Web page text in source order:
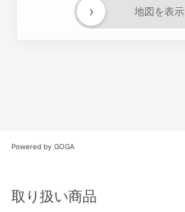
地図を表示
›
Powered by GOGA
取り扱い商品